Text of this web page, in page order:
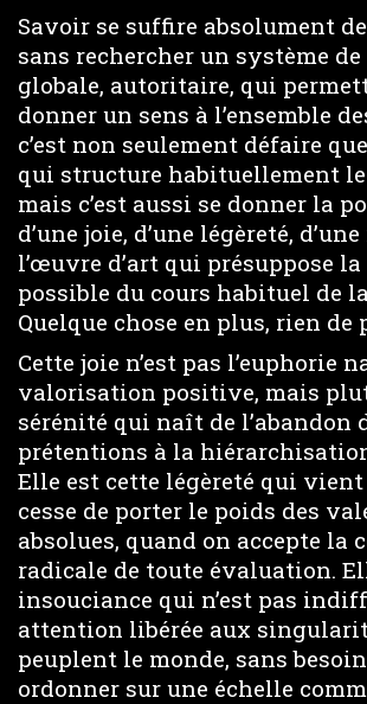
Savoir se suffire absolument
sans rechercher un système
globale, autoritaire, qui
donner un sens à l’ensemble
c’est non seulement défaire
qui structure habituellement
mais c’est aussi se donner la
d’une joie, d’une légèreté,
l’œuvre d’art qui présuppose
possible du cours habituel de
Quelque chose en plus, rien de
Cette joie n’est pas l’euphorie
valorisation positive, mais
sérénité qui naît de l’abandon
prétentions à la
Elle est cette légèreté qui
cesse de porter le poids des
absolues, quand on accepte la
radicale de toute évaluation.
insouciance qui n’est pas
attention libérée aux
peuplent le monde, sans
ordonner sur une échelle